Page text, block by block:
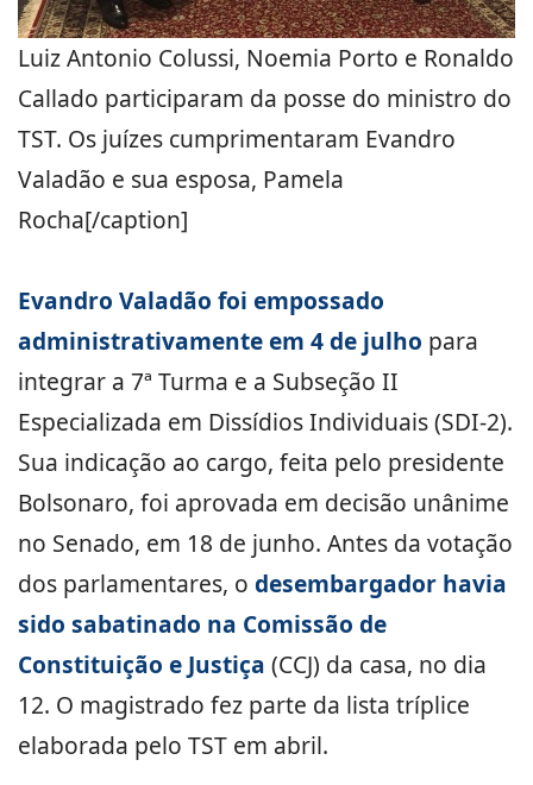
Luiz Antonio Colussi, Noemia Porto e Ronaldo
Callado participaram da posse do ministro do
TST. Os juízes cumprimentaram Evandro
Valadão e sua esposa, Pamela
Rocha[/caption]
Evandro Valadão foi empossado
administrativamente em 4 de julho para
integrar a 7ª Turma e a Subseção II
Especializada em Dissídios Individuais (SDI-2).
Sua indicação ao cargo, feita pelo presidente
Bolsonaro, foi aprovada em decisão unânime
no Senado, em 18 de junho. Antes da votação
dos parlamentares, o desembargador havia
sido sabatinado na Comissão de
Constituição e Justiça (CCJ) da casa, no dia
12. O magistrado fez parte da lista tríplice
elaborada pelo TST em abril.